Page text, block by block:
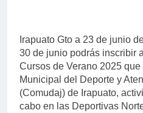
Irapuato Gto a 23 de junio
30 de junio podrás inscribir
Cursos de Verano 2025
Municipal del Deporte y
(Comudaj) de Irapuato,
cabo en las Deportivas